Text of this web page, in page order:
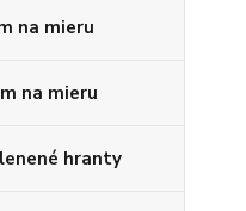
na mieru
na mieru
hranty